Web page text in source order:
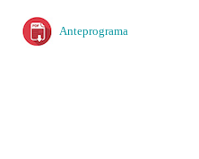
Anteprograma